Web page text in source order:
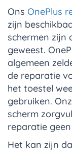
Ons OnePlus
zijn
schermen zijn
geweest.
algemeen
de reparatie
het toestel
gebruiken.
scherm
reparatie
Het kan zijn